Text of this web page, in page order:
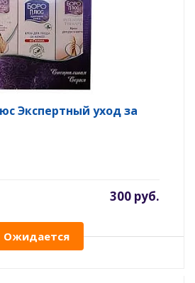
Экспертный уход за
300 руб.
Ожидается